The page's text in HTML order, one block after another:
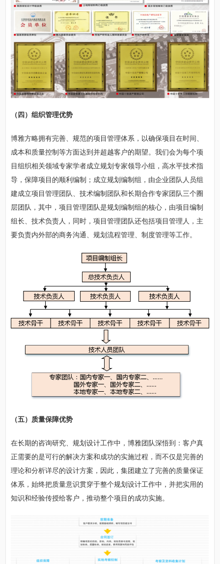
（四）组织管理优势
博雅方略拥有完善、规范的项目管理体系，以确保项目在时间、
成本和质量控制等方面达到并超越客户的期望。我们会为每个项
目组织相关领域专家学者成立规划专家领导小组，高水平技术指
导，保障项目的顺利编制；成立规划编制组，由企业团队人员组
建成立项目管理团队、技术编制团队和长期合作专家团队三个圈
层团队，其中，项目管理团队是规划编制组的核心，由项目编制
组长、技术负责人，同时，项目管理团队还包括项目管理人，主
要负责内外部的商务沟通、规划流程管理、制度管理等工作。
（五）质量保障优势
在长期的咨询研究、规划设计工作中，博雅团队深悟到：客户真
正需要的是可行的解决方案和成功的实施过程，而不仅是完善的
理论和分析详尽的设计方案，因此，集团建立了完善的质量保证
体系，始终把质量意识贯穿于整个规划设计工作中，并把实用的
知识和经验传授给客户，推动整个项目的成功实施。